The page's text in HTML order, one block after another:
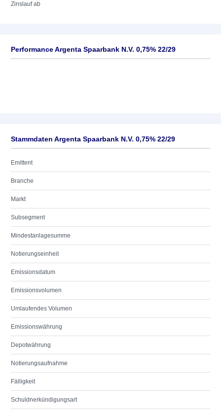
Zinslauf ab
Performance Argenta Spaarbank N.V. 0,75% 22/29
Stammdaten Argenta Spaarbank N.V. 0,75% 22/29
Emittent
Branche
Markt
Subsegment
Mindestanlagesumme
Notierungseinheit
Emissionsdatum
Emissionsvolumen
Umlaufendes Volumen
Emissionswährung
Depotwährung
Notierungsaufnahme
Fälligkeit
Schuldnerkündigungsart